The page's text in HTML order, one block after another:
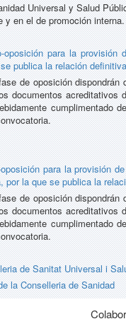
Universal y Salud
en el de promoción interna.
oposición para la
publica la relación
de oposición
documentos
cumplimentado
para la provisión
la que se publica la
de oposición
documentos
cumplimentado
de Sanitat Universal i
la Conselleria de Sanidad